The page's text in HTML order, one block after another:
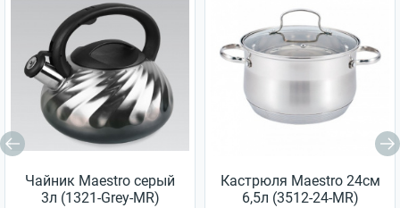
Чайник Maestro серый
3л (1321-Grey-MR)
Кастрюля Maestro 24см
6,5л (3512-24-MR)